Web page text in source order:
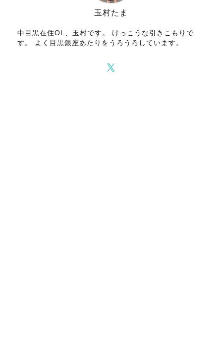
玉村たま
中目黒在住OL、玉村です。 けっこうな引きこもりで
す。 よく目黒銀座あたりをうろうろしています。